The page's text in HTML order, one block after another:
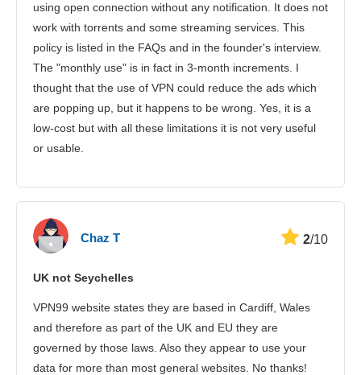
using open connection without any notification. It does not
work with torrents and some streaming services. This
policy is listed in the FAQs and in the founder's interview.
The "monthly use" is in fact in 3-month increments. I
thought that the use of VPN could reduce the ads which
are popping up, but it happens to be wrong. Yes, it is a
low-cost but with all these limitations it is not very useful
or usable.
Chaz T 2/10
UK not Seychelles
VPN99 website states they are based in Cardiff, Wales
and therefore as part of the UK and EU they are
governed by those laws. Also they appear to use your
data for more than most general websites. No thanks!